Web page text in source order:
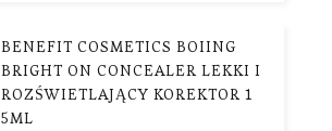
BENEFIT COSMETICS BOIING
BRIGHT ON CONCEALER LEKKI I
ROZŚWIETLAJĄCY KOREKTOR 1
5ML